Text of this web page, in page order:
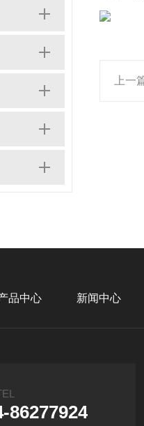
上一
品中心 新闻中心
86277924